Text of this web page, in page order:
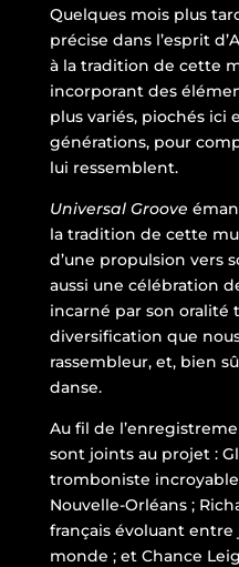
Quelques mois plus
précise dans l’esprit
à la tradition de cette
incorporant des
plus variés, piochés ici
générations, pour
lui ressemblent.
Universal Groove
la tradition de cette
d’une propulsion vers
aussi une célébration
incarné par son oralité
diversification que
rassembleur, et, bien
danse.
Au fil de
sont joints au projet :
tromboniste
Nouvelle-Orléans ;
français évoluant entre
monde ; et Chance